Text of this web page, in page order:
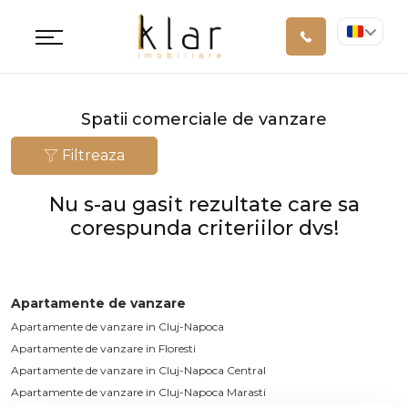
Spatii comerciale de vanzare
Filtreaza
Nu s-au gasit rezultate care sa
corespunda criteriilor dvs!
Apartamente de vanzare
Apartamente de vanzare in Cluj-Napoca
Apartamente de vanzare in Floresti
Apartamente de vanzare in Cluj-Napoca Central
Apartamente de vanzare in Cluj-Napoca Marasti